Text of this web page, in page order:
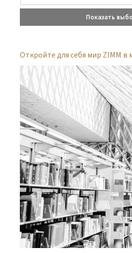
Показать
Откройте для себя мир ZIMM в